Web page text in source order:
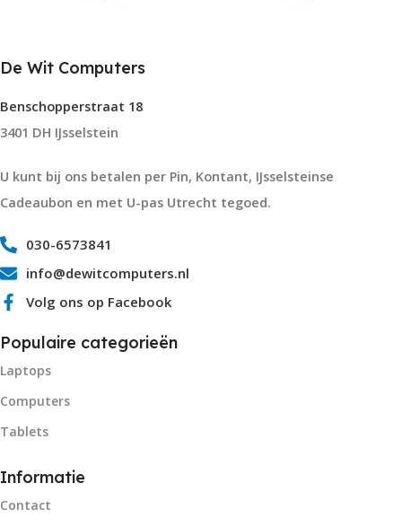
De Wit Computers
Benschopperstraat 18
3401 DH IJsselstein
U kunt bij ons betalen per Pin, Kontant, IJsselsteinse
Cadeaubon en met U-pas Utrecht tegoed.
030-6573841
info@dewitcomputers.nl
Volg ons op Facebook
Populaire categorieën
Laptops
Computers
Tablets
Informatie
Contact